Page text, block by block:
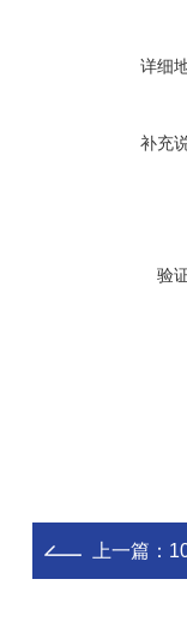
详细
补充
验
上一篇：